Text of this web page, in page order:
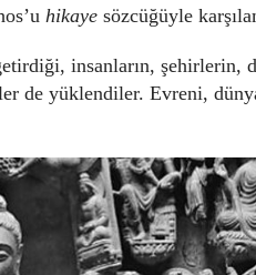
hikaye sözcüğüyle
insanların, şehirlerin,
de yüklendiler. Evreni,